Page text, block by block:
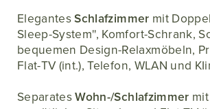
ElegantesSchlafzimmer mit
Sleep-System'', Komfort-Schrank,
bequemen Design-Relaxmöbeln,
Flat-TV (int.), Telefon, WLAN und
SeparatesWohn-/Schlafzimmer